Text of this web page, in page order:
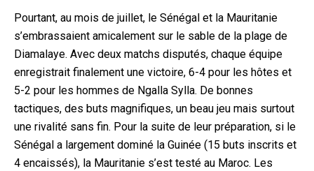
Pourtant, au mois de juillet, le Sénégal et la Mauritanie
s’embrassaient amicalement sur le sable de la plage de
Diamalaye. Avec deux matchs disputés, chaque équipe
enregistrait finalement une victoire, 6-4 pour les hôtes et
5-2 pour les hommes de Ngalla Sylla. De bonnes
tactiques, des buts magnifiques, un beau jeu mais surtout
une rivalité sans fin. Pour la suite de leur préparation, si le
Sénégal a largement dominé la Guinée (15 buts inscrits et
4 encaissés), la Mauritanie s’est testé au Maroc. Les